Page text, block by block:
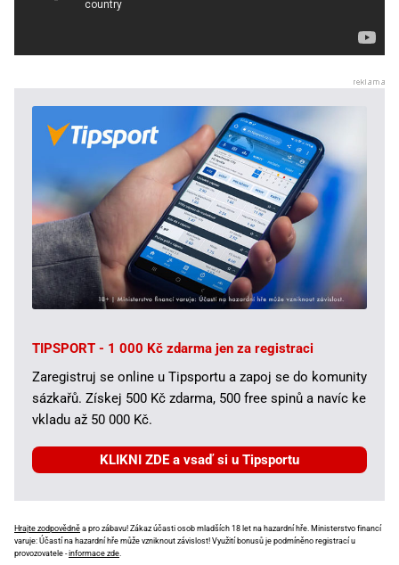
TIPSPORT - 1 000 Kč zdarma jen za registraci
Zaregistruj se online u Tipsportu a zapoj se do komunity
sázkařů. Získej 500 Kč zdarma, 500 free spinů a navíc ke
vkladu až 50 000 Kč.
KLIKNI ZDE a vsaď si u Tipsportu
Hrajte zodpovědně a pro zábavu! Zákaz účasti osob mladších 18 let na hazardní hře. Ministerstvo financí
varuje: Účastí na hazardní hře může vzniknout závislost! Využití bonusů je podmíněno registrací u
provozovatele -informace zde